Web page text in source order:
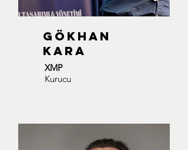
GÖKHAN
KARA
XMP
Kurucu